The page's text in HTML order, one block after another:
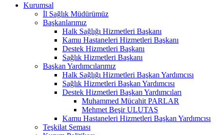
Kurumsal
İl Sağlık Müdürümüz
Başkanlarımız
Halk Sağlığı Hizmetleri Başkanı
Kamu Hastaneleri Hizmetleri Başkanı
Destek Hizmetleri Başkanı
Sağlık Hizmetleri Başkanı
Başkan Yardımcılarımız
Halk Sağlığı Hizmetleri Başkan Yardımcısı
Sağlık Hizmetleri Başkan Yardımcısı
Destek Hizmetleri Başkan Yardımcıları
Muhammed Mücahit PARLAR
Mehmet Beşir ULUTAŞ
Kamu Hastaneleri Hizmetleri Başkan Yardımcısı
Teşkilat Şeması